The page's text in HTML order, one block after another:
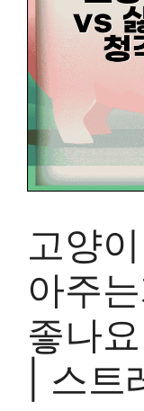
고양
아주
좋나
| 스